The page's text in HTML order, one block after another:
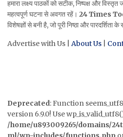
हमारा लक्ष्य पाठकों को सटीक, निष्पक्ष और विस्तृत
महत्वपूर्ण घटना से अवगत रहें। 24 Times
विशेषज्ञों से बनी है, जो पूरी निष्ठा और
Advertise with Us | About Us
Deprecated: Function
version 6.9.0! Use
/home/u893009265/domains/